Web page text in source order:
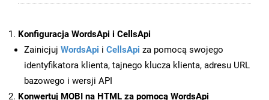
Konfiguracja WordsApi i CellsApi
Zainicjuj WordsApi i CellsApi za pomocą swojego
identyfikatora klienta, tajnego klucza klienta, adresu URL
bazowego i wersji API
Konwertuj MOBI na HTML za pomocą WordsApi